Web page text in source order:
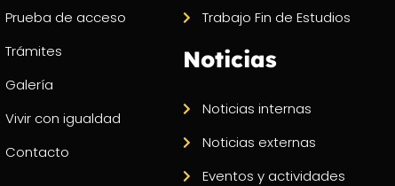
Prueba de acceso
Trámites
Galería
Vivir con igualdad
Contacto
Trabajo Fin de Estudios
Noticias
Noticias internas
Noticias externas
Eventos y actividades